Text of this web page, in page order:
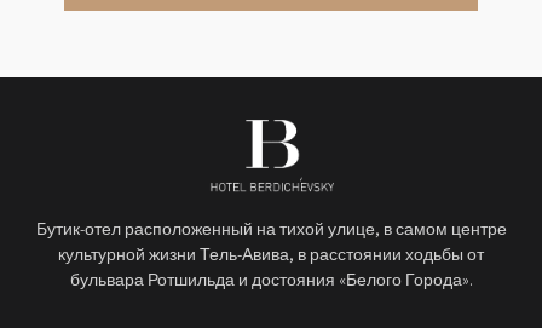
Бутик-отел расположенный на тихой улице, в самом центре
культурной жизни Тель-Авива, в расстоянии ходьбы от
бульвара Ротшильда и достояния «Белого Города».